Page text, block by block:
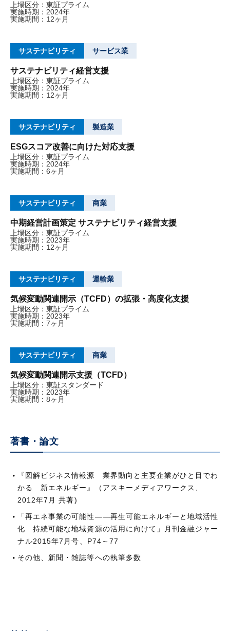
上場区分：東証プライム
実施時期：2024年
実施期間：12ヶ月
サステナビリティ サービス業
サステナビリティ経営支援
上場区分：東証プライム
実施時期：2024年
実施期間：12ヶ月
サステナビリティ 製造業
ESGスコア改善に向けた対応支援
上場区分：東証プライム
実施時期：2024年
実施期間：6ヶ月
サステナビリティ 商業
中期経営計画策定 サステナビリティ経営支援
上場区分：東証プライム
実施時期：2023年
実施期間：12ヶ月
サステナビリティ 運輸業
気候変動関連開示（TCFD）の拡張・高度化支援
上場区分：東証プライム
実施時期：2023年
実施期間：7ヶ月
サステナビリティ 商業
気候変動関連開示支援（TCFD）
上場区分：東証スタンダード
実施時期：2023年
実施期間：8ヶ月
著書・論文
『図解ビジネス情報源 業界動向と主要企業がひと目でわ
かる 新エネルギー』（アスキーメディアワークス、
2012年7月 共著)
「再エネ事業の可能性——再生可能エネルギーと地域活性
化 持続可能な地域資源の活用に向けて」月刊金融ジャー
ナル2015年7月号、P74～77
その他、新聞・雑誌等への執筆多数